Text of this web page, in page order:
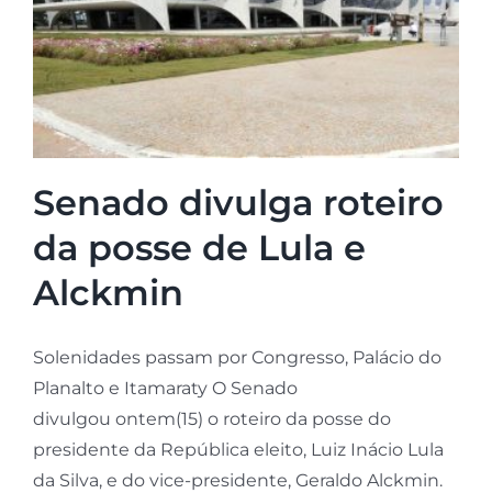
Senado divulga roteiro
da posse de Lula e
Alckmin
Solenidades passam por Congresso, Palácio do
Planalto e Itamaraty O Senado
divulgou ontem(15) o roteiro da posse do
presidente da República eleito, Luiz Inácio Lula
da Silva, e do vice-presidente, Geraldo Alckmin.